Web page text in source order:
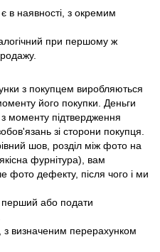
в наявності, з окремим
при першому ж
з покупцем виробляються
його покупки. Деньги
моменту підтвердження
зі сторони покупця.
шов, розділ між фото на
фурнітура), вам
фото дефекту, після чого і ми
перший або подати
з визначеним перерахунком